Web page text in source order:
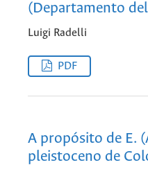
(Departamento
Luigi Radelli
PDF
A propósito de E.
pleistoceno de